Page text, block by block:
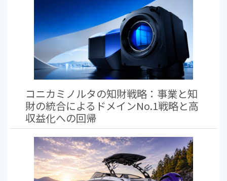
コニカミノルタの知財戦略：事業と知
財の統合によるドメインNo.1戦略と高
収益化への回帰